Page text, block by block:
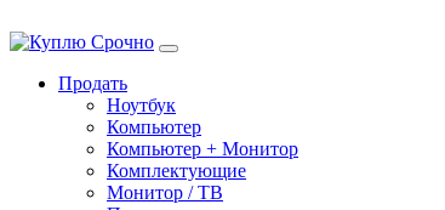
Продать
Ноутбук
Компьютер
Компьютер + Монитор
Комплектующие
Монитор / ТВ